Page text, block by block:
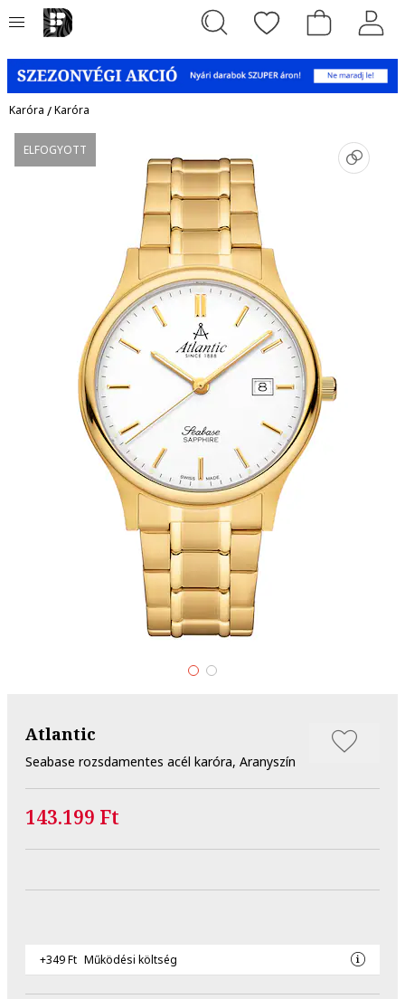
Karóra /Karóra
ELFOGYOTT
Atlantic
Seabase rozsdamentes acél karóra, Aranyszín
143.199 Ft
+349 Ft Működési költség